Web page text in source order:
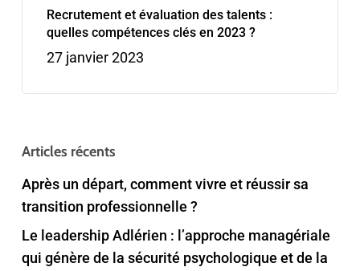
Recrutement et évaluation des talents :
quelles compétences clés en 2023 ?
27 janvier 2023
Articles récents
Après un départ, comment vivre et réussir sa
transition professionnelle ?
Le leadership Adlérien : l’approche managériale
qui génère de la sécurité psychologique et de la